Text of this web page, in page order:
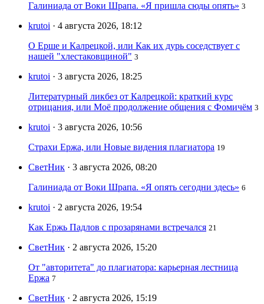
Галиниада от Воки Шрапа. «Я пришла сюды опять» 3
krutoi · 4 августа 2026, 18:12
О Ерше и Калрецкой, или Как их дурь соседствует с
нашей "хлестаковщиной" 3
krutoi · 3 августа 2026, 18:25
Литературный ликбез от Калрецкой: краткий курс
отрицания, или Моё продолжение общения с Фомичём 3
krutoi · 3 августа 2026, 10:56
Страхи Ержа, или Новые видения плагиатора 19
СветНик · 3 августа 2026, 08:20
Галиниада от Воки Шрапа. «Я опять сегодни здесь» 6
krutoi · 2 августа 2026, 19:54
Как Ержь Падлов с прозарянами встречался 21
СветНик · 2 августа 2026, 15:20
От "авторитета" до плагиатора: карьерная лестница
Ержа 7
СветНик · 2 августа 2026, 15:19